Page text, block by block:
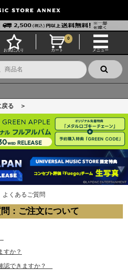
お気に入り カート
0
メニュー
戻る ＞
よくあるご質問
：ご注文について
すか？
認できますか？